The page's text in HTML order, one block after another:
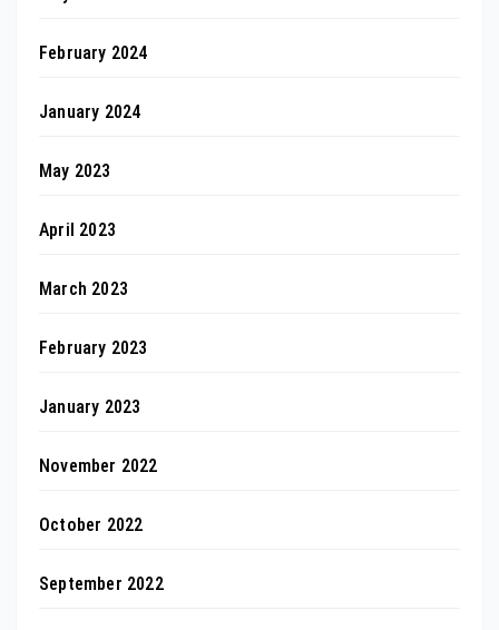
February 2024
January 2024
May 2023
April 2023
March 2023
February 2023
January 2023
November 2022
October 2022
September 2022